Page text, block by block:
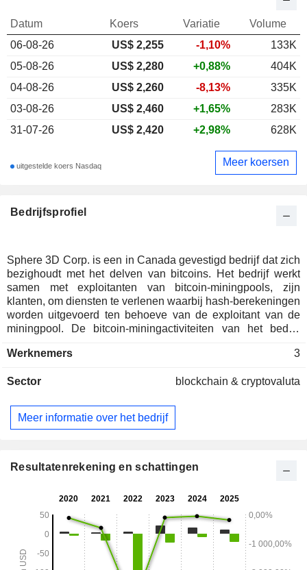
Bedrijfsprofiel
Sphere 3D Corp. is een in Canada gevestigd bedrijf dat zich
bezighoudt met het delven van bitcoins. Het bedrijf werkt
samen met exploitanten van bitcoin-miningpools, zijn
klanten, om diensten te verlenen waarbij hash-berekeningen
worden uitgevoerd ten behoeve van de exploitant van de
miningpool. De bitcoin-miningactiviteiten van het bedrijf
megawatt in vijf datacenters in Iowa, Kentucky en
voor computerverwerking en digitale activa.
Werknemers 3
Sector blockchain & cryptovaluta
Meer informatie over het bedrijf
Datum Koers Variatie
Volume
06-08-26
US$ 2,255 -1,10%
133K
05-08-26
US$ 2,280 +0,88%
404K
04-08-26
US$ 2,260 -8,13%
335K
03-08-26
US$ 2,460 +1,65%
283K
31-07-26
US$ 2,420 +2,98% 628K
uitgestelde koers Nasdaq Meer koersen
Resultatenrekening en schattingen